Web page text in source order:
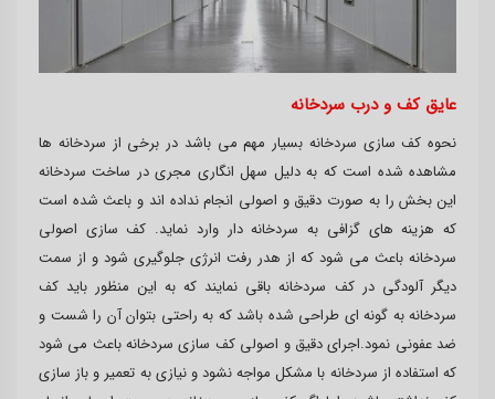
عایق کف و درب سردخانه
نحوه کف سازی سردخانه بسیار مهم می باشد در برخی از سردخانه ها
مشاهده شده است که به دلیل سهل انگاری مجری در ساخت سردخانه
این بخش را به صورت دقیق و اصولی انجام نداده اند و باعث شده است
که هزینه های گزافی به سردخانه دار وارد نماید. کف سازی اصولی
سردخانه باعث می شود که از هدر رفت انرژی جلوگیری شود و از سمت
دیگر آلودگی در کف سردخانه باقی نمایند که به این منظور باید کف
سردخانه به گونه ای طراحی شده باشد که به راحتی بتوان آن را شست و
ضد عفونی نمود.اجرای دقیق و اصولی کف سازی سردخانه باعث می شود
که استفاده از سردخانه با مشکل مواجه نشود و نیازی به تعمیر و باز سازی